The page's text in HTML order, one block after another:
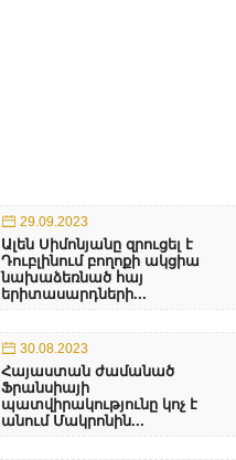
29.09.2023
Ալեն Սիմոնյանը զրուցել է
Դուբլինում բողոքի ակցիա
նախաձեռնած հայ
երիտասարդների...
30.08.2023
Հայաստան ժամանած
Ֆրանսիայի
պատվիրակությունը կոչ է
անում Մակրոնին...